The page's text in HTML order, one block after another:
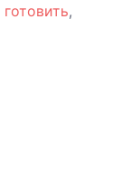
готовить,